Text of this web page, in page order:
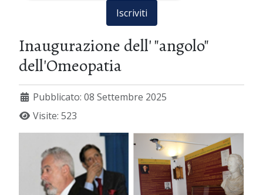
Iscriviti
Inaugurazione dell' "angolo"
dell'Omeopatia
Pubblicato: 08 Settembre 2025
Visite: 523